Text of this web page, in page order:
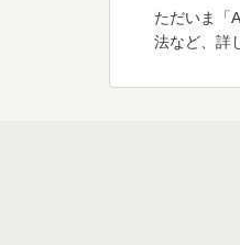
ただいま「
法など、詳